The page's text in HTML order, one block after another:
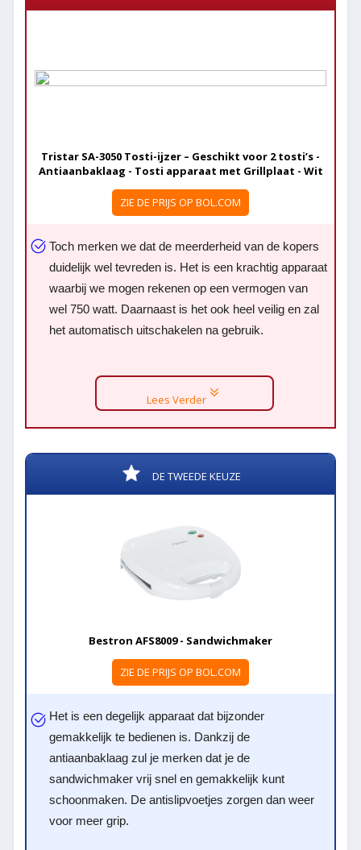
Tristar SA-3050 Tosti-ijzer – Geschikt voor 2 tosti’s -
Antiaanbaklaag - Tosti apparaat met Grillplaat - Wit
ZIE DE PRIJS OP BOL.COM
Toch merken we dat de meerderheid van de kopers
duidelijk wel tevreden is. Het is een krachtig apparaat
waarbij we mogen rekenen op een vermogen van
wel 750 watt. Daarnaast is het ook heel veilig en zal
het automatisch uitschakelen na gebruik.
Lees Verder
DE TWEEDE KEUZE
Bestron AFS8009 - Sandwichmaker
ZIE DE PRIJS OP BOL.COM
Het is een degelijk apparaat dat bijzonder
gemakkelijk te bedienen is. Dankzij de
antiaanbaklaag zul je merken dat je de
sandwichmaker vrij snel en gemakkelijk kunt
schoonmaken. De antislipvoetjes zorgen dan weer
voor meer grip.